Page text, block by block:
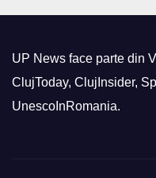
UP News face parte din
ClujToday, ClujInsider,
UnescoInRomania.